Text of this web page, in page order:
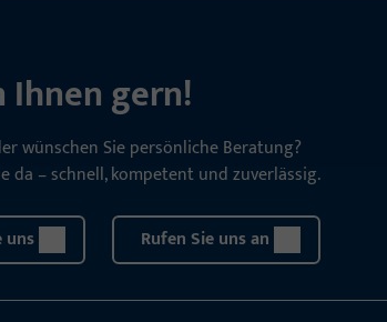
gern!
wünschen Sie persönliche Beratung?
da – schnell, kompetent und zuverlässig.
uns Rufen Sie uns an